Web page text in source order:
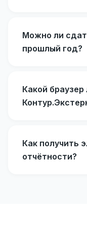
Можно ли
прошлый год?
Какой
Как получить
отчётности?